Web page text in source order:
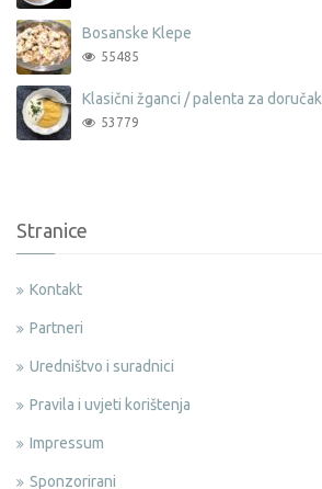
Bosanske Klepe
55485
Klasični žganci / palenta za doručak
53779
Stranice
Kontakt
Partneri
Uredništvo i suradnici
Pravila i uvjeti korištenja
Impressum
Sponzorirani